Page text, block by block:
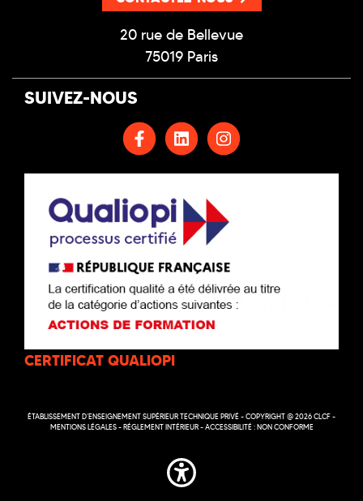
20 rue de Bellevue
75019 Paris
SUIVEZ-NOUS
CERTIFICAT QUALIOPI
ÉTABLISSEMENT D’ENSEIGNEMENT SUPÉRIEUR TECHNIQUE PRIVÉ - COPYRIGHT @ 2026 CLCF -
MENTIONS LÉGALES-RÉGLEMENT INTÉRIEUR-ACCESSIBILITÉ : NON CONFORME